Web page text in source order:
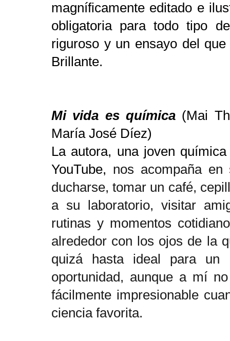
magníficamente editado e
obligatoria para todo tipo
riguroso y un ensayo del
Brillante.
Mi vida es química (Mai
María José Díez)
La autora, una joven
YouTube, nos acompaña
ducharse, tomar un café,
a su laboratorio, visitar
rutinas y momentos
alrededor con los ojos de la
quizá hasta ideal para un
oportunidad, aunque a mí
fácilmente impresionable
ciencia favorita.